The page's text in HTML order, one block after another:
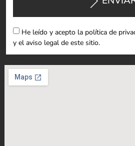
He leído y acepto la política de
y el aviso legal de este sitio.